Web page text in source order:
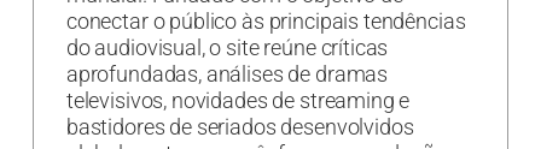
conectar o público às principais tendências
do audiovisual, o site reúne críticas
aprofundadas, análises de dramas
televisivos, novidades de streaming e
bastidores de seriados desenvolvidos